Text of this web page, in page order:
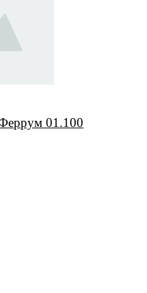
01.100